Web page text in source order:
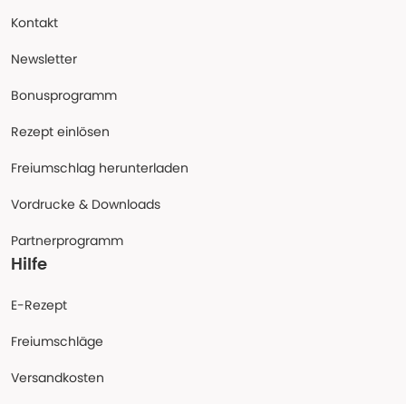
Kontakt
Newsletter
Bonusprogramm
Rezept einlösen
Freiumschlag herunterladen
Vordrucke & Downloads
Partnerprogramm
Hilfe
E-Rezept
Freiumschläge
Versandkosten